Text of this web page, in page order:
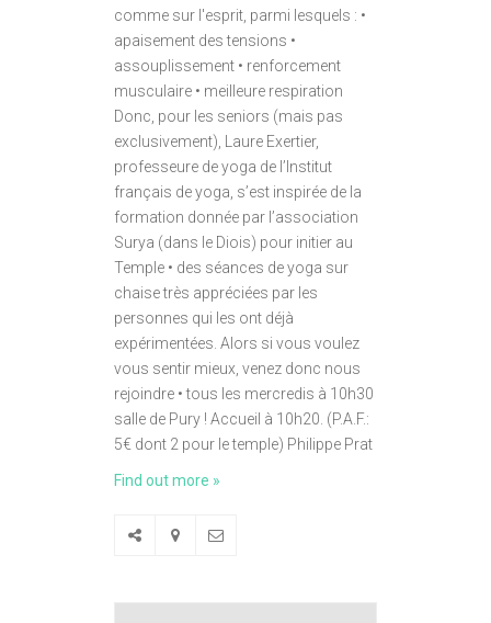
comme sur l'esprit, parmi lesquels : •
apaisement des tensions •
assouplissement • renforcement
musculaire • meilleure respiration
Donc, pour les seniors (mais pas
exclusivement), Laure Exertier,
professeure de yoga de l’Institut
français de yoga, s’est inspirée de la
formation donnée par l’association
Surya (dans le Diois) pour initier au
Temple • des séances de yoga sur
chaise très appréciées par les
personnes qui les ont déjà
expérimentées. Alors si vous voulez
vous sentir mieux, venez donc nous
rejoindre • tous les mercredis à 10h30
salle de Pury ! Accueil à 10h20. (P.A.F.:
5€ dont 2 pour le temple) Philippe Prat
Find out more »